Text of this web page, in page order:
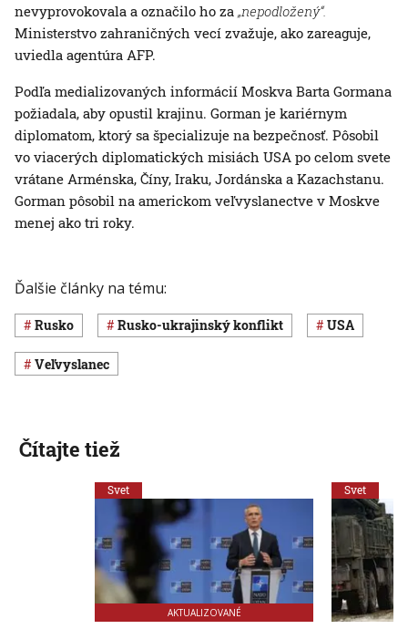
nevyprovokovala a označilo ho za „nepodložený“.
Ministerstvo zahraničných vecí zvažuje, ako zareaguje,
uviedla agentúra AFP.
Podľa medializovaných informácií Moskva Barta Gormana
požiadala, aby opustil krajinu. Gorman je kariérnym
diplomatom, ktorý sa špecializuje na bezpečnosť. Pôsobil
vo viacerých diplomatických misiách USA po celom svete
vrátane Arménska, Číny, Iraku, Jordánska a Kazachstanu.
Gorman pôsobil na americkom veľvyslanectve v Moskve
menej ako tri roky.
Ďalšie články na tému:
Rusko rusko-ukrajinský konflikt USA
veľvyslanec
Čítajte tiež
Svet
AKTUALIZOVANÉ
Svet